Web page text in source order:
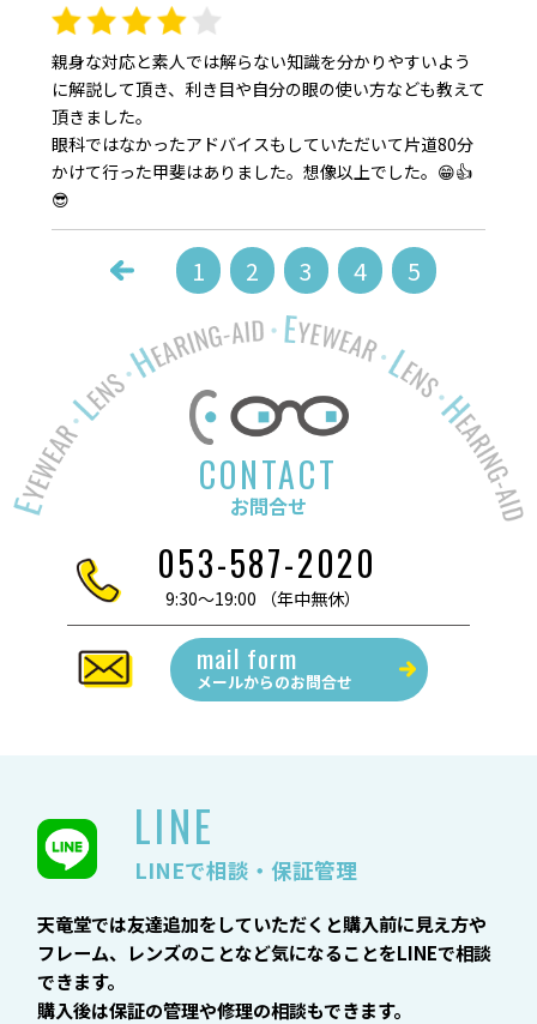
親身な対応と素人では解らない知識を分かりやすいよう
に解説して頂き、利き目や自分の眼の使い方なども教えて
頂きました。
眼科ではなかったアドバイスもしていただいて片道80分
かけて行った甲斐はありました。想像以上でした。😁👍
😎
1 2 3 4 5
CONTACT
お問合せ
053-587-2020
9:30～19:00 （年中無休）
mail form
メールからのお問合せ
LINE
LINEで相談・保証管理
天竜堂では友達追加をしていただくと購入前に見え方や
フレーム、レンズのことなど気になることをLINEで相談
できます。
購入後は保証の管理や修理の相談もできます。